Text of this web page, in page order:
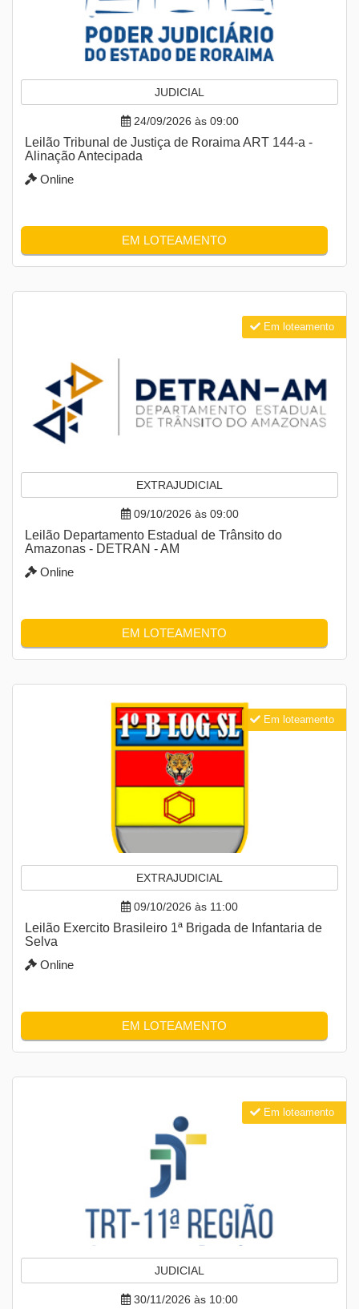
JUDICIAL
24/09/2026 às 09:00
Leilão Tribunal de Justiça de Roraima ART 144-a -
Alinação Antecipada
Online
EM LOTEAMENTO
EXTRAJUDICIAL
09/10/2026 às 09:00
Leilão Departamento Estadual de Trânsito do
Amazonas - DETRAN - AM
Online
EM LOTEAMENTO
Em loteamento
EXTRAJUDICIAL
09/10/2026 às 11:00
Leilão Exercito Brasileiro 1ª Brigada de Infantaria de
Selva
Online
EM LOTEAMENTO
Em loteamento
JUDICIAL
30/11/2026 às 10:00
Em loteamento